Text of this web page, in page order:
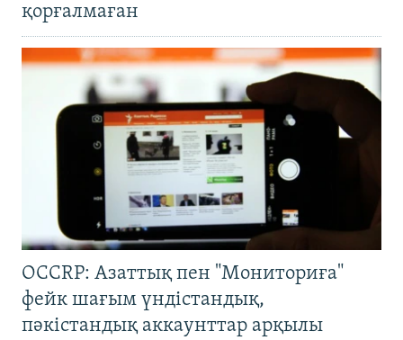
қорғалмаған
OCCRP: Азаттық пен "Мониториға"
фейк шағым үндістандық,
пәкістандық аккаунттар арқылы